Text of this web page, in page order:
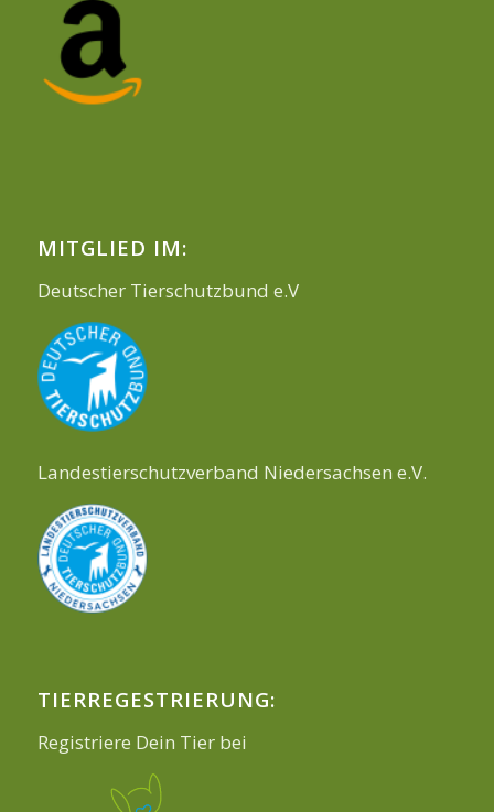
MITGLIED IM:
Deutscher Tierschutzbund e.V
Landestierschutzverband Niedersachsen e.V.
TIERREGESTRIERUNG:
Registriere Dein Tier bei